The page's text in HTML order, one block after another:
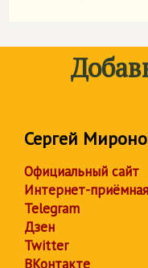
Сергей
Официальный сайт
Интернет-приёмная
Telegram
Дзен
Twitter
ВКонтакте